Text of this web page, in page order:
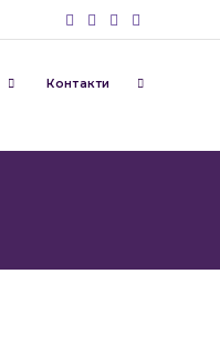
Контакти